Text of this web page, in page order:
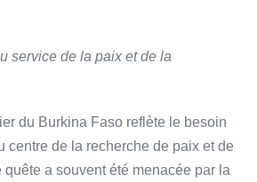
service de la paix et de la
du Burkina Faso reflète le besoin
centre de la recherche de paix et de
a souvent été menacée par la